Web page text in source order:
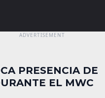
PRESENCIA DE
EL MWC